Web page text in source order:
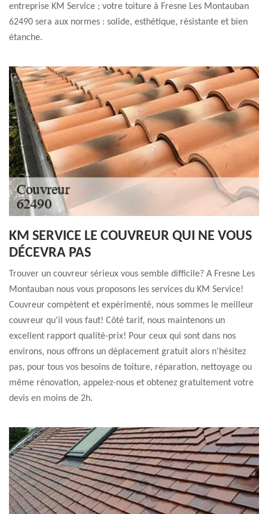
entreprise KM Service ; votre toiture à Fresne Les Montauban
62490 sera aux normes : solide, esthétique, résistante et bien
étanche.
KM SERVICE LE COUVREUR QUI NE VOUS
DÉCEVRA PAS
Trouver un couvreur sérieux vous semble difficile? A Fresne Les
Montauban nous vous proposons les services du KM Service!
Couvreur compétent et expérimenté, nous sommes le meilleur
couvreur qu'il vous faut! Côté tarif, nous maintenons un
excellent rapport qualité-prix! Pour ceux qui sont dans nos
environs, nous offrons un déplacement gratuit alors n'hésitez
pas, pour tous vos besoins de toiture, réparation, nettoyage ou
même rénovation, appelez-nous et obtenez gratuitement votre
devis en moins de 2h.